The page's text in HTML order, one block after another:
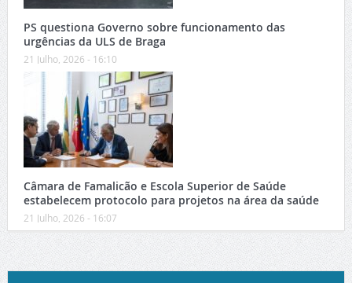
PS questiona Governo sobre funcionamento das
urgências da ULS de Braga
21 Julho, 2026 - 16:10
Câmara de Famalicão e Escola Superior de Saúde
estabelecem protocolo para projetos na área da saúde
21 Julho, 2026 - 16:07